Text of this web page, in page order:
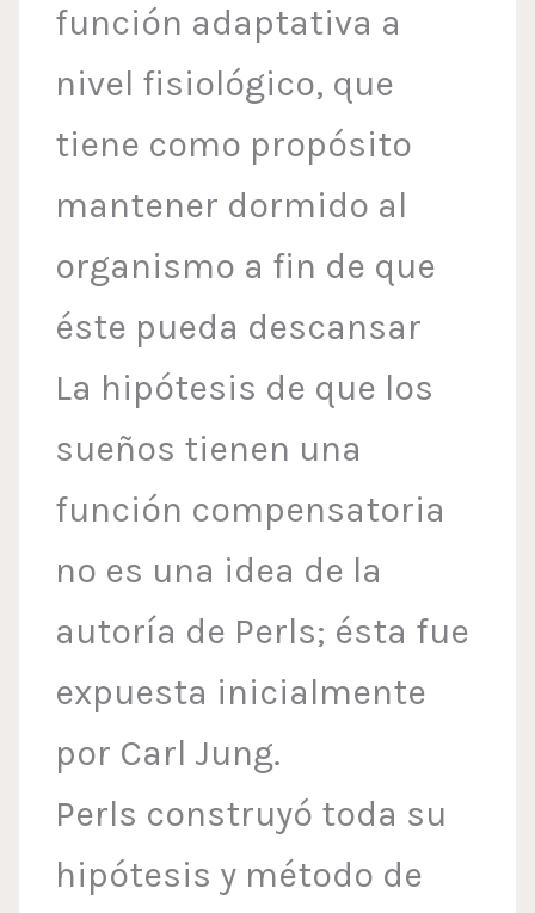
función adaptativa a
nivel fisiológico, que
tiene como propósito
mantener dormido al
organismo a fin de que
éste pueda descansar
La hipótesis de que los
sueños tienen una
función compensatoria
no es una idea de la
autoría de Perls; ésta fue
expuesta inicialmente
por Carl Jung.
Perls construyó toda su
hipótesis y método de